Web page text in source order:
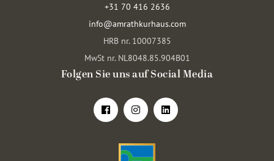
+31 70 416 2636
info@amrathkurhaus.com
HRB nr. 10007385
MwSt nr. NL8048.85.904B01
Folgen Sie uns auf Social Media